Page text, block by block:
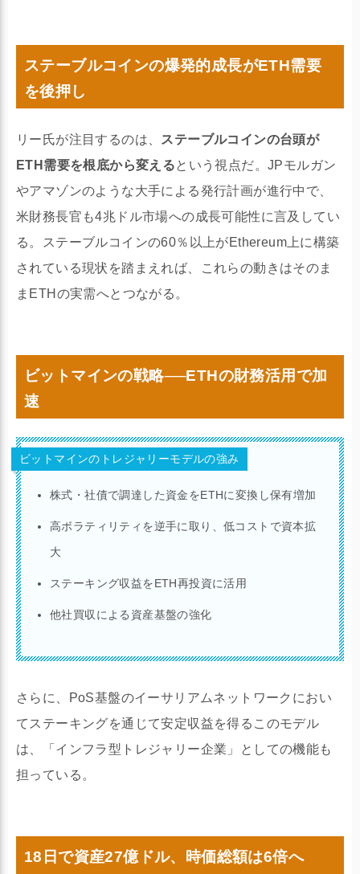
ステーブルコインの爆発的成長がETH需要
を後押し
リー氏が注目するのは、 ステーブルコインの台頭が
ETH需要を根底から変えるという視点だ。JPモルガン
やアマゾンのような大手による発行計画が進行中で、
米財務長官も4兆ドル市場への成長可能性に言及してい
る。ステーブルコインの60％以上がEthereum上に構築
されている現状を踏まえれば、これらの動きはそのま
まETHの実需へとつながる。
ビットマインの戦略──ETHの財務活用で加
速
ビットマインのトレジャリーモデルの強み
株式・社債で調達した資金をETHに変換し保有増加
高ボラティリティを逆手に取り、低コストで資本拡
大
ステーキング収益をETH再投資に活用
他社買収による資産基盤の強化
さらに、PoS基盤のイーサリアムネットワークにおい
てステーキングを通じて安定収益を得るこのモデル
は、「インフラ型トレジャリー企業」としての機能も
担っている。
18日で資産27億ドル、時価総額は6倍へ